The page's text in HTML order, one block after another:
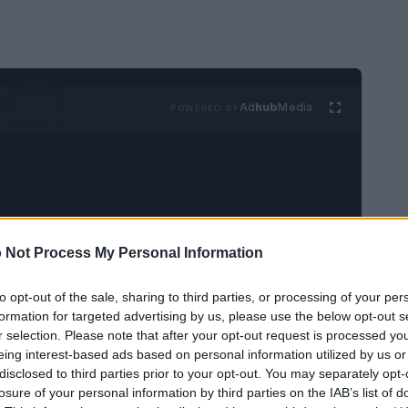
Not Process My Personal Information
opt-out of the sale, sharing to third parties, or processing of your
for targeted advertising by us, please use the below opt-out
selection. Please note that after your opt-out request is processed
interest-based ads based on personal information utilized by us
to third parties prior to your opt-out. You may separately
of your personal information by third parties on the IAB’s list of
AdhubMedia
stabile all’adattamento
lunghe, radiazione intensa e scarsa
adattamento climatico urbano è l’insieme di